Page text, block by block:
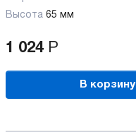
Высота 65 мм
1 024 Р
В корзину